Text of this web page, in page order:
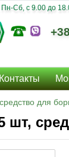
Сб, c 9.00 до
для
шт,